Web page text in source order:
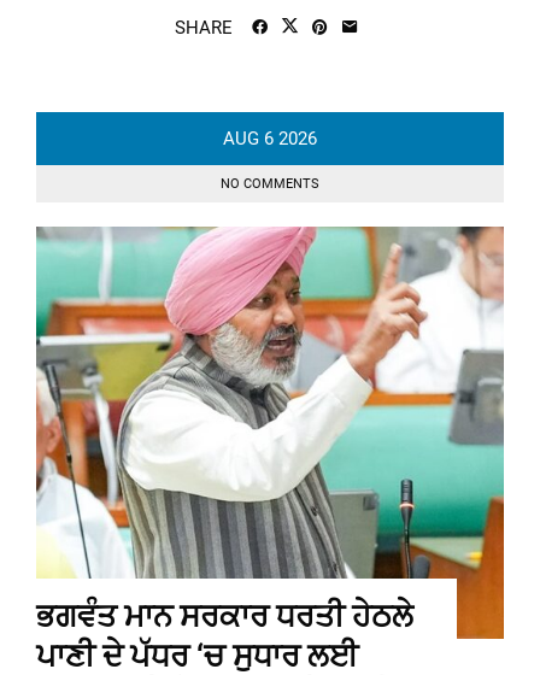
SHARE
AUG 6 2026
NO COMMENTS
ਭਗਵੰਤ ਮਾਨ ਸਰਕਾਰ ਧਰਤੀ ਹੇਠਲੇ
ਪਾਣੀ ਦੇ ਪੱਧਰ ‘ਚ ਸੁਧਾਰ ਲਈ